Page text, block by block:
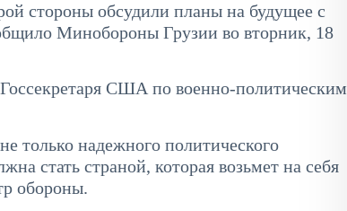
стороны обсудили планы на будущее с
Минобороны Грузии во вторник, 18
США по военно-политическим
только надежного политического
стать страной, которая возьмет на себя
обороны.